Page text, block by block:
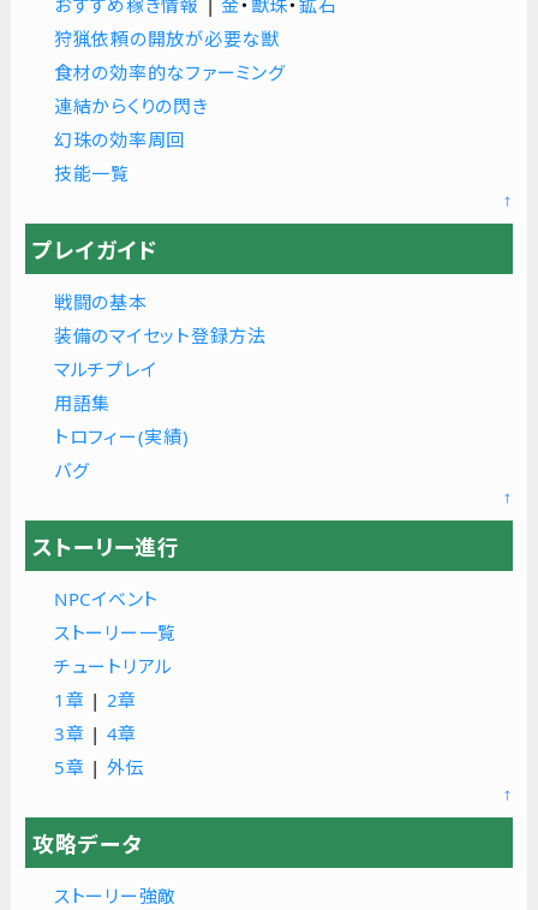
おすすめ稼ぎ情報 |金・ 獣珠・ 鉱石
狩猟依頼の開放が必要な獣
食材の効率的なファーミング
連結からくりの閃き
幻珠の効率周回
技能一覧
↑
プレイガイド
戦闘の基本
装備のマイセット登録方法
マルチプレイ
用語集
トロフィー(実績)
バグ
↑
ストーリー進行
NPCイベント
ストーリー一覧
チュートリアル
1章 | 2章
3章 | 4章
5章 | 外伝
↑
攻略データ
ストーリー強敵